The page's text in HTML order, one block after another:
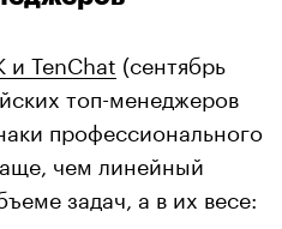
и TenChat (сентябрь
топ-менеджеров
профессионального
чем линейный
задач, а в их весе: